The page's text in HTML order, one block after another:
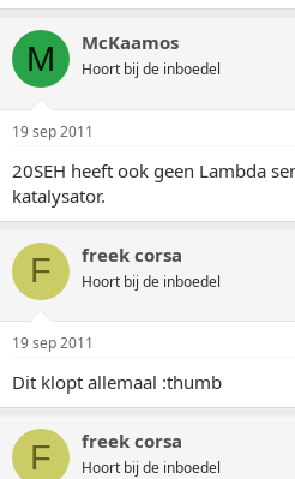
M McKaamos
Hoort bij de inboedel
19 sep 2011
20SEH heeft ook geen Lambda
katalysator.
F freek corsa
Hoort bij de inboedel
19 sep 2011
Dit klopt allemaal :thumb
F freek corsa
Hoort bij de inboedel